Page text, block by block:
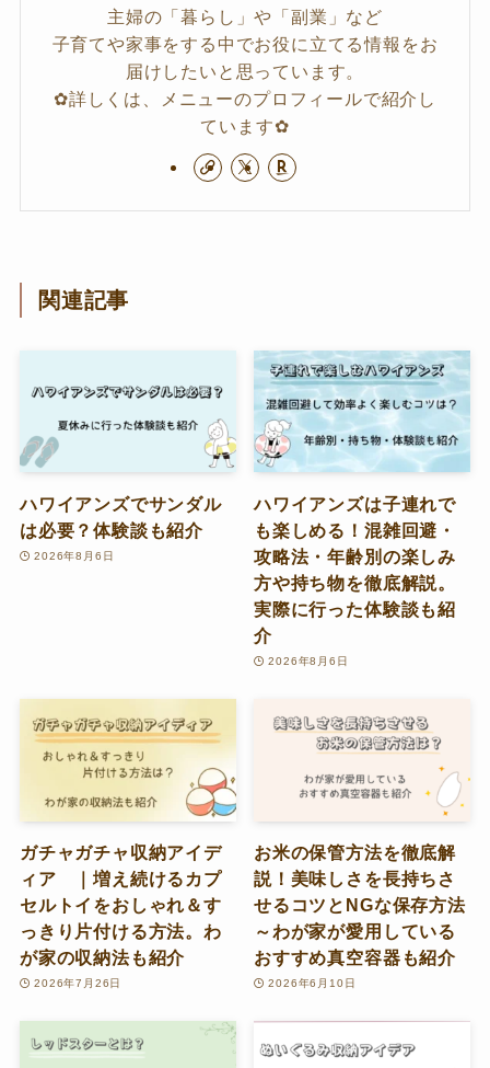
主婦の「暮らし」や「副業」など
子育てや家事をする中でお役に立てる情報をお
届けしたいと思っています。
✿詳しくは、メニューのプロフィールで紹介し
ています✿
関連記事
ハワイアンズでサンダル
は必要？体験談も紹介
2026年8月6日
ハワイアンズは子連れで
も楽しめる！混雑回避・
攻略法・年齢別の楽しみ
方や持ち物を徹底解説。
実際に行った体験談も紹
介
2026年8月6日
ガチャガチャ収納アイデ
ィア ｜増え続けるカプ
セルトイをおしゃれ＆す
っきり片付ける方法。わ
が家の収納法も紹介
2026年7月26日
お米の保管方法を徹底解
説！美味しさを長持ちさ
せるコツとNGな保存方法
～わが家が愛用している
おすすめ真空容器も紹介
2026年6月10日